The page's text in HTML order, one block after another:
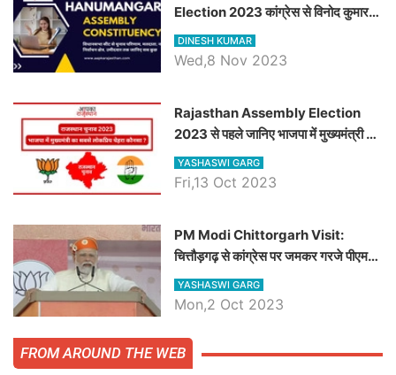
Election 2023 कांग्रेस से विनोद कुमार
चौधरी तो अमित चौधरी होंगे भाजपा उम्मीदवार,
जानिये हनुमानगढ़ विधानसभा सीट के ताजा
DINESH KUMAR
Wed,8 Nov 2023
Rajasthan Assembly Election
2023 से पहले जानिए भाजपा में मुख्यमंत्री का
सबसे लोकप्रिय चेहरा कौनसा ?
YASHASWI GARG
Fri,13 Oct 2023
PM Modi Chittorgarh Visit:
चित्तौड़गढ़ से कांग्रेस पर जमकर गरजे पीएम
मोदी, जाने प्रधानमंत्री के भाषण की बड़ी
बातें, देखें वीडियो
YASHASWI GARG
Mon,2 Oct 2023
FROM AROUND THE WEB